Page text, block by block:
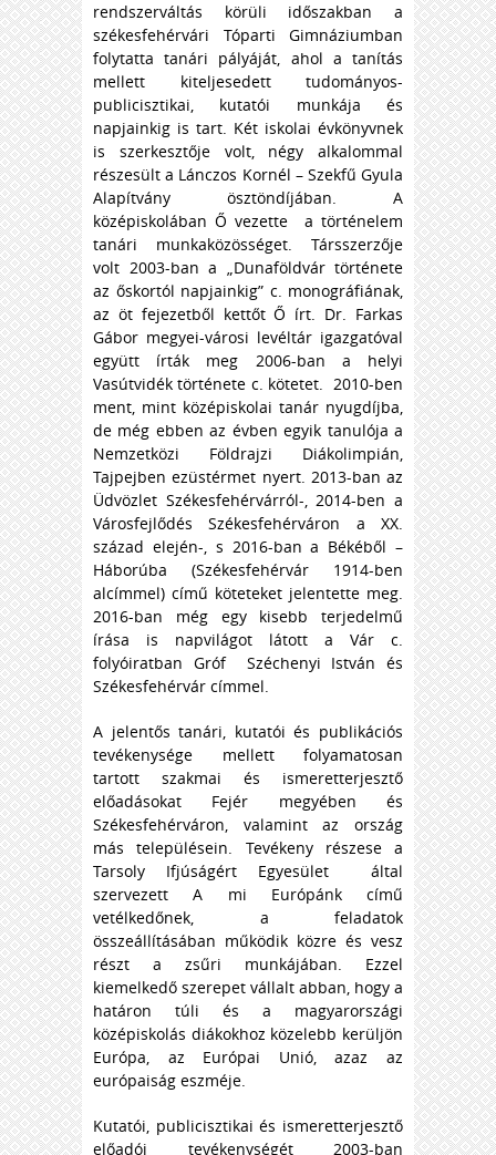
rendszerváltás körüli időszakban a
székesfehérvári Tóparti Gimnáziumban
folytatta tanári pályáját, ahol a tanítás
mellett kiteljesedett tudományos-
publicisztikai, kutatói munkája és
napjainkig is tart. Két iskolai évkönyvnek
is szerkesztője volt, négy alkalommal
részesült a Lánczos Kornél – Szekfű Gyula
Alapítvány ösztöndíjában. A
középiskolában Ő vezette a történelem
tanári munkaközösséget. Társszerzője
volt 2003-ban a „Dunaföldvár története
az őskortól napjainkig” c. monográfiának,
az öt fejezetből kettőt Ő írt. Dr. Farkas
Gábor megyei-városi levéltár igazgatóval
együtt írták meg 2006-ban a helyi
Vasútvidék története c. kötetet. 2010-ben
ment, mint középiskolai tanár nyugdíjba,
de még ebben az évben egyik tanulója a
Nemzetközi Földrajzi Diákolimpián,
Tajpejben ezüstérmet nyert. 2013-ban az
Üdvözlet Székesfehérvárról-, 2014-ben a
Városfejlődés Székesfehérváron a XX.
század elején-, s 2016-ban a Békéből –
Háborúba (Székesfehérvár 1914-ben
alcímmel) című köteteket jelentette meg.
2016-ban még egy kisebb terjedelmű
írása is napvilágot látott a Vár c.
folyóiratban Gróf Széchenyi István és
Székesfehérvár címmel.
A jelentős tanári, kutatói és publikációs
tevékenysége mellett folyamatosan
tartott szakmai és ismeretterjesztő
előadásokat Fejér megyében és
Székesfehérváron, valamint az ország
más településein. Tevékeny részese a
Tarsoly Ifjúságért Egyesület által
szervezett A mi Európánk című
vetélkedőnek, a feladatok
összeállításában működik közre és vesz
részt a zsűri munkájában. Ezzel
kiemelkedő szerepet vállalt abban, hogy a
határon túli és a magyarországi
középiskolás diákokhoz közelebb kerüljön
Európa, az Európai Unió, azaz az
európaiság eszméje.
Kutatói, publicisztikai és ismeretterjesztő
előadói tevékenységét 2003-ban